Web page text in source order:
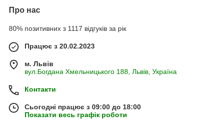
Про нас
80% позитивних з 1117 відгуків за рік
Працює з 20.02.2023
м. Львів
вул.Богдана Хмельницького 188, Львів, Україна
Контакти
Сьогодні працює з 09:00 до 18:00
Показати весь графік роботи